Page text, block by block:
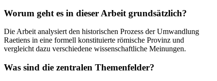
Worum geht es in dieser Arbeit grundsätzlich?
Die Arbeit analysiert den historischen Prozess der Umwandlung
Raetiens in eine formell konstituierte römische Provinz und
vergleicht dazu verschiedene wissenschaftliche Meinungen.
Was sind die zentralen Themenfelder?